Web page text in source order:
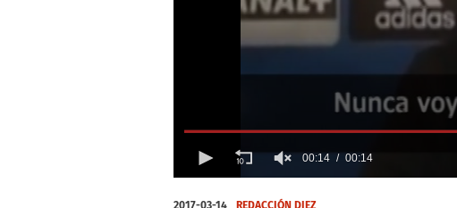
seconds
00:14 00:14
2017-03-14 REDACCIÓN DIEZ